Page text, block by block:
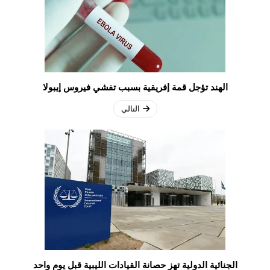
الهند تؤجل قمة إفريقية بسبب تفشي فيروس إيبولا
التالي
الجنائية الدولية تهز حصانة القيادات الليبية قبل يوم واحد